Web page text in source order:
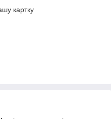
картку